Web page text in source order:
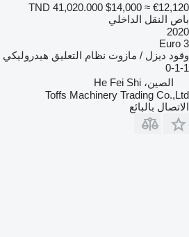
TND 41,020.000 $14,000 ≈ €12,120
باص النقل الداخلي
2020
Euro 3
وقود ديزل / مازوت نظام التعليق هيدروليكي
1-1-0
الصين، He Fei Shi
Toffs Machinery Trading Co.,Ltd
الاتصال بالبائع